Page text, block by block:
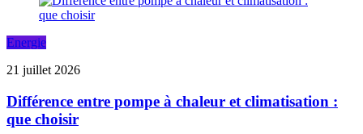
Energie
21 juillet 2026
Différence entre pompe à chaleur et climatisation :
que choisir